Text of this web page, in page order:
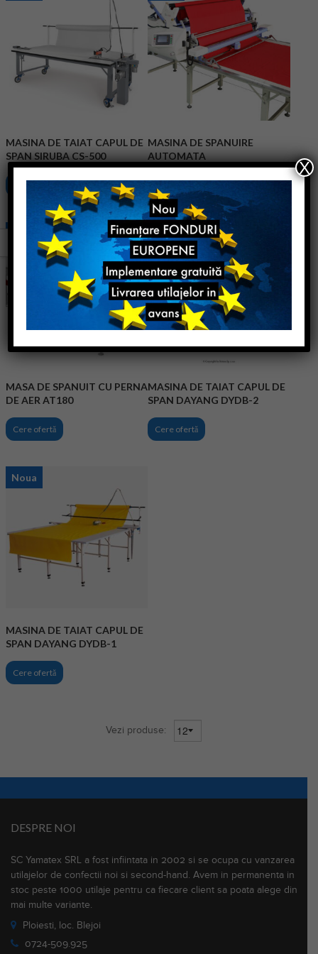
MASINA DE TAIAT CAPUL DE
SPAN SIRUBA CS-500
Cere ofertă
MASINA DE SPANUIRE
AUTOMATA
Cere ofertă
MASA DE SPANUIT CU PERNA
DE AER AT180
Cere ofertă
Noua
MASINA DE TAIAT CAPUL DE
SPAN DAYANG DYDB-2
Cere ofertă
Noua
MASINA DE TAIAT CAPUL DE
SPAN DAYANG DYDB-1
Cere ofertă
Vezi produse:
DESPRE NOI
SC Yamatex SRL a fost infiintata in 2002 si se ocupa cu vanzarea
utilajelor de confectii noi si second-hand. Avem in permanenta in
stoc peste 1000 utilaje pentru ca fiecare client sa poata alege din
mai multe variante.
Ploiesti, loc. Blejoi
0724-509.925
X